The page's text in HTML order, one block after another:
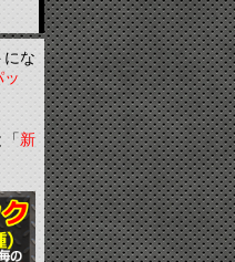
にな
ッ
新